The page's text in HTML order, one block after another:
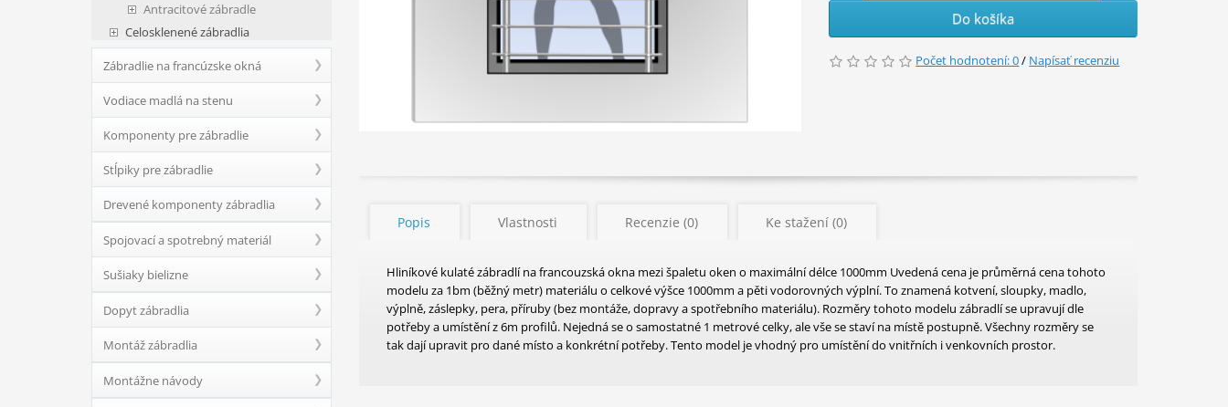
Antracitové zábradle
Celosklenené zábradlia
Zábradlie na francúzske okná
Vodiace madlá na stenu
Komponenty pre zábradlie
Stĺpiky pre zábradlie
Drevené komponenty zábradlia
Spojovací a spotrebný materiál
Sušiaky bielizne
Dopyt zábradlia
Montáž zábradlia
Montážne návody
Do košíka
Počet hodnotení: 0/ Napísať recenziu
Popis Vlastnosti Recenzie (0) Ke stažení (0)
Hliníkové kulaté zábradlí na francouzská okna mezi špaletu oken o maximální délce 1000mm Uvedená cena je průměrná cena tohoto
modelu za 1bm (běžný metr) materiálu o celkové výšce 1000mm a pěti vodorovných výplní. To znamená kotvení, sloupky, madlo,
výplně, záslepky, pera, příruby (bez montáže, dopravy a spotřebního materiálu). Rozměry tohoto modelu zábradlí se upravují dle
potřeby a umístění z 6m profilů. Nejedná se o samostatné 1 metrové celky, ale vše se staví na místě postupně. Všechny rozměry se
tak dají upravit pro dané místo a konkrétní potřeby. Tento model je vhodný pro umístění do vnitřních i venkovních prostor.